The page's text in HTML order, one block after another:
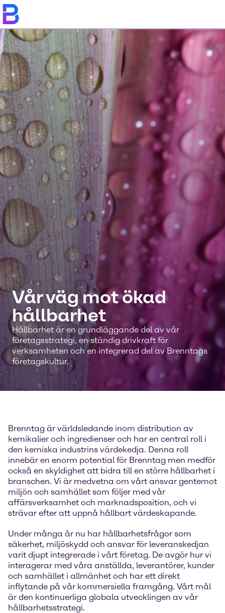
Vår väg mot ökad
hållbarhet
Hållbarhet är en grundläggande del av vår
företagsstrategi, en ständig drivkraft för
verksamheten och en integrerad del av Brenntags
företagskultur.
Brenntag är världsledande inom distribution av
kemikalier och ingredienser och har en central roll i
den kemiska industrins värdekedja. Denna roll
innebär en enorm potential för Brenntag men medför
också en skyldighet att bidra till en större hållbarhet i
branschen. Vi är medvetna om vårt ansvar gentemot
miljön och samhället som följer med vår
affärsverksamhet och marknadsposition, och vi
strävar efter att uppnå hållbart värdeskapande.
Under många år nu har hållbarhetsfrågor som
säkerhet, miljöskydd och ansvar för leveranskedjan
varit djupt integrerade i vårt företag. De avgör hur vi
interagerar med våra anställda, leverantörer, kunder
och samhället i allmänhet och har ett direkt
inflytande på vår kommersiella framgång. Vårt mål
är den kontinuerliga globala utvecklingen av vår
hållbarhetsstrategi.